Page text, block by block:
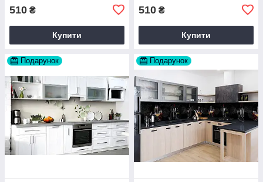
510 ₴
Купити
510 ₴
Купити
Подарунок Подарунок